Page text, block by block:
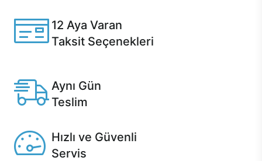
12 Aya Varan
Taksit Seçenekleri
Aynı Gün
Teslim
Hızlı ve Güvenli
Servis